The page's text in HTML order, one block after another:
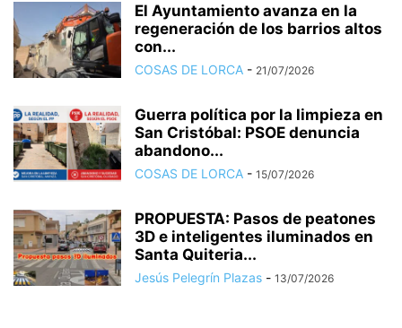
El Ayuntamiento avanza en la
regeneración de los barrios altos
con...
COSAS DE LORCA - 21/07/2026
Guerra política por la limpieza en
San Cristóbal: PSOE denuncia
abandono...
COSAS DE LORCA - 15/07/2026
PROPUESTA: Pasos de peatones
3D e inteligentes iluminados en
Santa Quiteria...
Jesús Pelegrín Plazas - 13/07/2026